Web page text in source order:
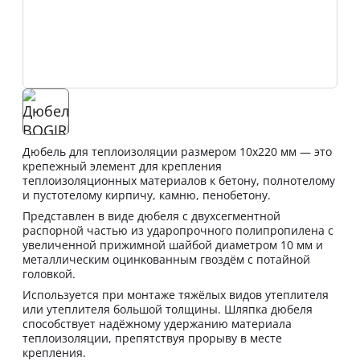
Дюбель для теплоизоляции размером 10х220 мм — это
крепежный элемент для крепления
теплоизоляционных материалов к бетону, полнотелому
и пустотелому кирпичу, камню, пенобетону.
Представлен в виде дюбеля с двухсегментной
распорной частью из ударопрочного полипропилена с
увеличенной прижимной шайбой диаметром 10 мм и
металлическим оцинкованным гвоздём с потайной
головкой.
Используется при монтаже тяжёлых видов утеплителя
или утеплителя большой толщины. Шляпка дюбеля
способствует надёжному удержанию материала
теплоизоляции, препятствуя прорыву в месте
крепления.